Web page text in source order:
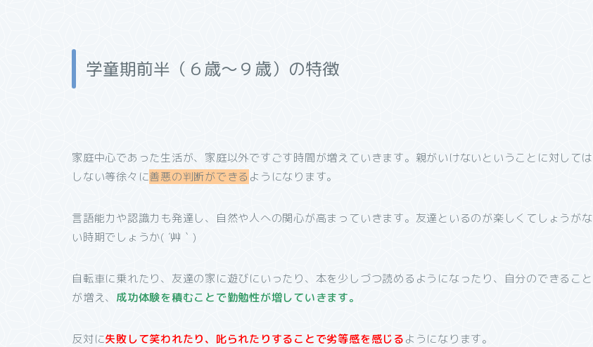
学童期前半（６歳～９歳）の特徴
家庭中心であった生活が、家庭以外ですごす時間が増えていきます。親がいけないということに対しては
しない等徐々に善悪の判断ができる ようになります。
言語能力や認識力も発達し、自然や人への関心が高まっていきます。 友達といるのが楽しくてしょうがな
い時期でしょうか( ´艸｀)
自転車に乗れたり、友達の家に遊びにいったり、本を少しづつ読めるようになったり、自分のできること
が増え、 成功体験を積むことで勤勉性が増していきます。
反対に失敗して笑われたり、叱られたりすることで劣等感を感じるようになります。